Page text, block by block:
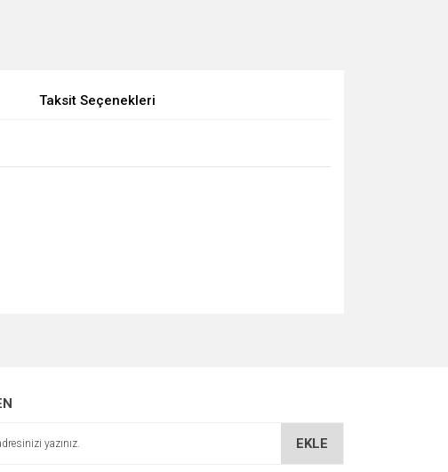
Taksit Seçenekleri
EKLE